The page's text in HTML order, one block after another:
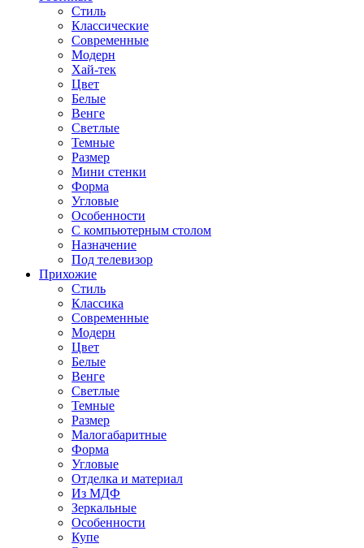
Стиль
Классические
Современные
Модерн
Хай-тек
Цвет
Белые
Венге
Светлые
Темные
Размер
Мини стенки
Форма
Угловые
Особенности
С компьютерным столом
Назначение
Под телевизор
Прихожие
Стиль
Классика
Современные
Модерн
Цвет
Белые
Венге
Светлые
Темные
Размер
Малогабаритные
Форма
Угловые
Отделка и материал
Из МДФ
Зеркальные
Особенности
Купе